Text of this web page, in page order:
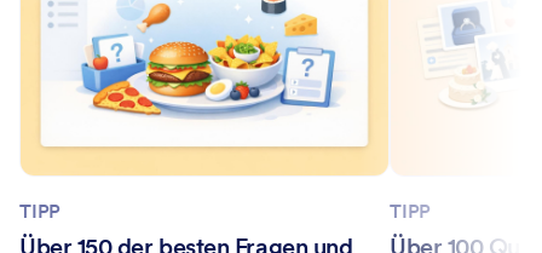
TIPP
Über 150 der besten Fragen und
TIPP
Über 100